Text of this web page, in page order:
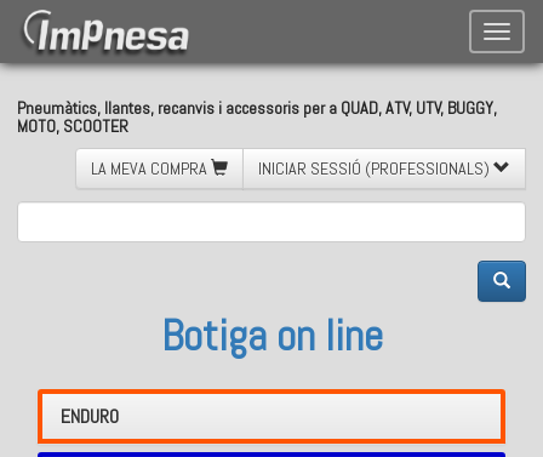
Toggle
Pneumàtics, llantes, recanvis i accessoris per a QUAD, ATV, UTV, BUGGY,
MOTO, SCOOTER
LA MEVA COMPRA
INICIAR SESSIÓ (PROFESSIONALS)
Botiga on line
ENDURO